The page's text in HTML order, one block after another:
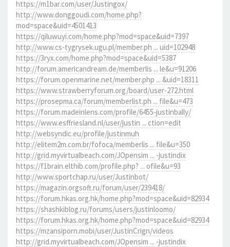
https://m1bar.com/user/Justingox/
http://www.donggoudi.com/home.php?
mod=space&uid=4501413
https://qiluwuyi.com/home.php?mod=space&uid=7397
http://www.cs-tygrysek.ugu.pl/member.ph ... uid=102948
https://3ryx.com/home.php?mod=space&uid=5387
http://forum.americandream.de/memberlis ... le&u=91206
https://forum.openmarine.net/member.php ... &uid=18311
https://www.strawberryforum.org/board/user-272.html
https://prosepma.ca/forum/memberlist.ph ... file&u=473
https://forum.madeinlens.com/profile/6455-justinbally/
https://www.esffriesland.nl/user/justin ... ction=edit
http://websyndic.eu/profile/justinmuh
http://elitem2m.com.br/fofoca/memberlis ... file&u=350
http://grid.myvirtualbeach.com/JOpensim ... -justindix
https://f1brain.elthib.com/profile.php? ... ofile&u=93
http://www.sportchap.ru/user/Justinbot/
https://magazin.orgsoft.ru/forum/user/239418/
https://forum.hkas.org.hk/home.php?mod=space&uid=82934
https://shashkiblog.ru/forums/users/justinloomo/
https://forum.hkas.org.hk/home.php?mod=space&uid=82934
https://mzansiporn.mobi/user/JustinCrign/videos
http://grid.myvirtualbeach.com/JOpensim ... -justindix